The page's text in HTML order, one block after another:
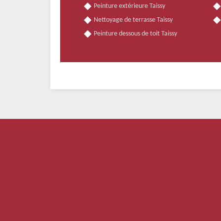
Peinture extérieure Taissy
Nettoyage de terrasse Taissy
Peinture dessous de toit Taissy